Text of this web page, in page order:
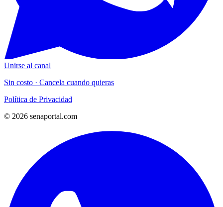
Unirse al canal
Sin costo · Cancela cuando quieras
Política de Privacidad
© 2026 senaportal.com